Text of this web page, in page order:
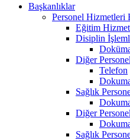
Başkanlıklar
Personel Hizmetleri
Eğitim
Disiplin
Diğer
Telefon
Sağlık
Diğer
Sağlık